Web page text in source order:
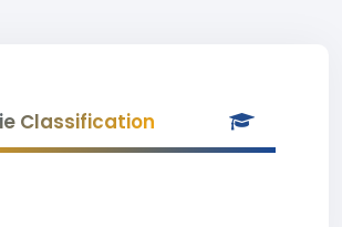
Classification